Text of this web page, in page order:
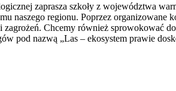
zaprasza szkoły z województwa
naszego regionu. Poprzez organizowane
Chcemy również sprowokować
pod nazwą „Las – ekosystem prawie